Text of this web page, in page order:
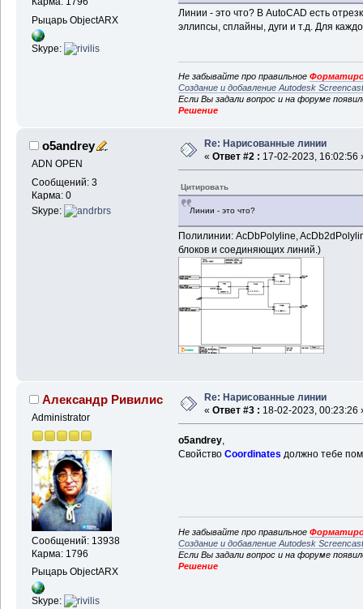
Рыцарь ObjectARX
Skype:
Линии - это что? В AutoCAD есть
эллипсы, сплайны, дуги и т.д. Для
Не забывайте про правильное
Создание и добавление Autodesk
Если Вы задали вопрос и на форуме
Решение
o5andrey
ADN OPEN
Сообщений: 3
Карма: 0
Skype:
Re: Нарисованные линии
« Ответ #2 : 17-02-2023, 16:02:56
Цитировать
Линии - это что?
Полилинии: AcDbPolyline,
блоков и соединяющих линий.)
Александр Ривилис
Administrator
Сообщений: 13938
Карма: 1796
Рыцарь ObjectARX
Skype:
Re: Нарисованные линии
« Ответ #3 : 18-02-2023, 00:23:26
o5andrey,
Свойство Coordinates должно тебе
Не забывайте про правильное
Создание и добавление Autodesk
Если Вы задали вопрос и на форуме
Решение